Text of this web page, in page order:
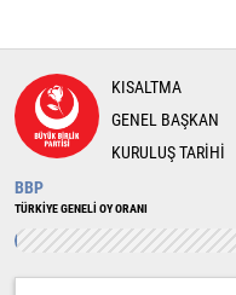
KISALTMA
GENEL BAŞKAN
KURULUŞ TARİHİ
BBP
TÜRKİYE GENELİ OY ORANI